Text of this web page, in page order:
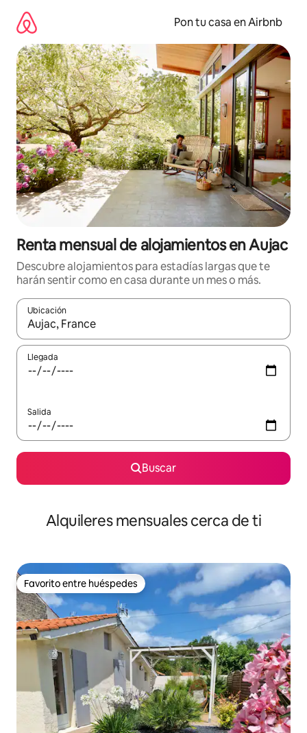
contenido
Pon tu casa en Airbnb
Renta mensual de alojamientos en Aujac
Descubre alojamientos para estadías largas que te
harán sentir como en casa durante un mes o más.
Ubicación
Cuando los resultados estén disponibles, navega con las
Llegada
Salida
Buscar
Alquileres mensuales cerca de ti
Favorito entre huéspedes
Favorito entre huéspedes